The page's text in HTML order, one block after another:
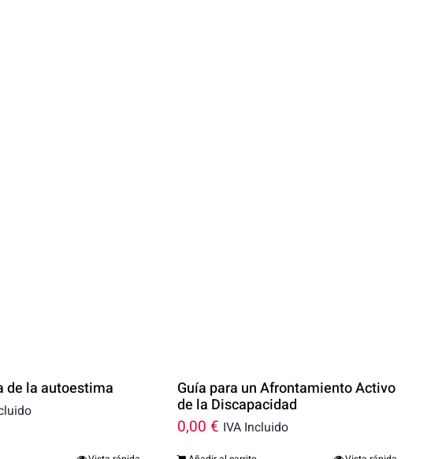
de la autoestima Guía para un Afrontamiento Activo
de la Discapacidad
0,00 € IVA Incluido